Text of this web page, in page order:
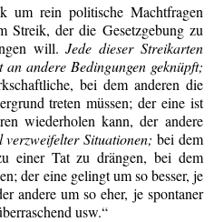
um rein politische Machtfragen
Streik, der die Gesetzgebung zu
will.Jede dieser Streikarten
andere Bedingungen geknüpft;
bei dem anderen die
treten müssen; der eine ist
wiederholen kann, der andere
verzweifelter Situationen; bei dem
einer Tat zu drängen, bei dem
der eine gelingt um so besser, je
andere um so eher, je spontaner
usw.“